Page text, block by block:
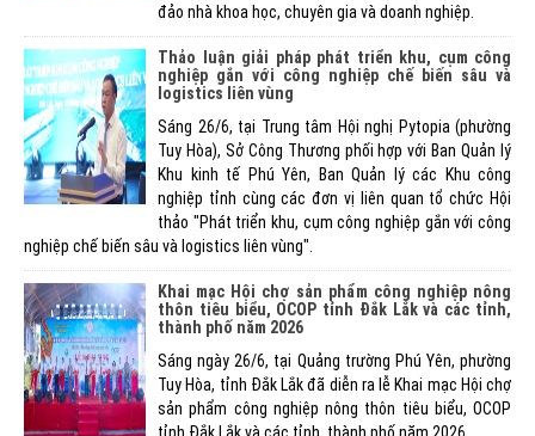
đảo nhà khoa học, chuyên gia và doanh nghiệp.
Thảo luận giải pháp phát triển khu, cụm công
nghiệp gắn với công nghiệp chế biến sâu và
logistics liên vùng
Sáng 26/6, tại Trung tâm Hội nghị Pytopia (phường
Tuy Hòa), Sở Công Thương phối hợp với Ban Quản lý
Khu kinh tế Phú Yên, Ban Quản lý các Khu công
nghiệp tỉnh cùng các đơn vị liên quan tổ chức Hội
thảo "Phát triển khu, cụm công nghiệp gắn với công
nghiệp chế biến sâu và logistics liên vùng".
Khai mạc Hội chợ sản phẩm công nghiệp nông
thôn tiêu biểu, OCOP tỉnh Đắk Lắk và các tỉnh,
thành phố năm 2026
Sáng ngày 26/6, tại Quảng trường Phú Yên, phường
Tuy Hòa, tỉnh Đắk Lắk đã diễn ra lễ Khai mạc Hội chợ
sản phẩm công nghiệp nông thôn tiêu biểu, OCOP
tỉnh Đắk Lắk và các tỉnh, thành phố năm 2026.